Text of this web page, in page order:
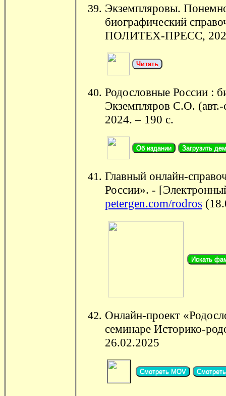
Экземпляровы.
биографический
ПОЛИТЕХ-ПРЕСС,
Читать
Родословные России :
Экземпляров С.О.
2024. – 190 с.
Об издании Загрузить
Главный онлайн-
России». -
petergen.com/rodros
Искать
Онлайн-проект
семинаре Историко-
26.02.2025
Смотреть MOV